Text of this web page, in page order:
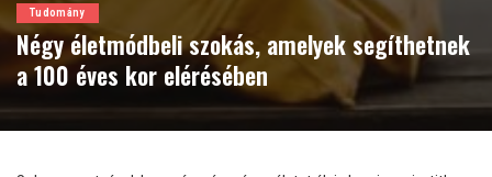
Tudomány
Négy életmódbeli szokás, amelyek segíthetnek
a 100 éves kor elérésében